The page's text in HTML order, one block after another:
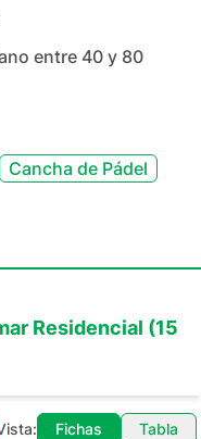
entre 40 y 80
Cancha de Pádel
Residencial (15
Fichas Tabla